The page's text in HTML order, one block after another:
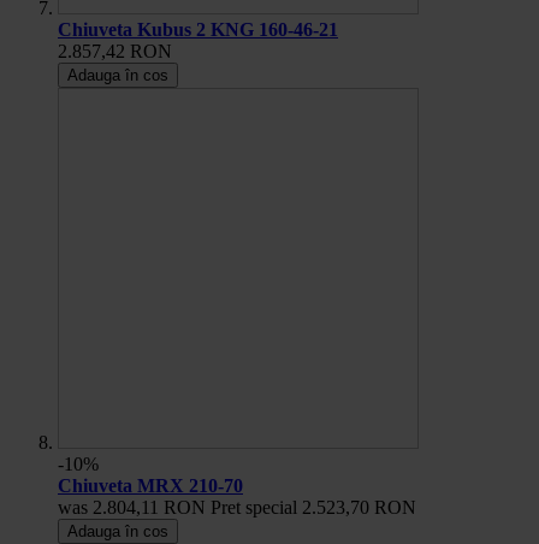
Chiuveta Kubus 2 KNG 160-46-21
2.857,42 RON
Adauga în cos
-10%
Chiuveta MRX 210-70
was 2.804,11 RON Pret special 2.523,70 RON
Adauga în cos